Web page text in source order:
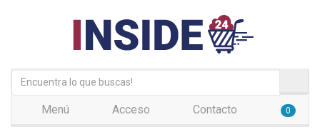
Menú Acceso Contacto 0